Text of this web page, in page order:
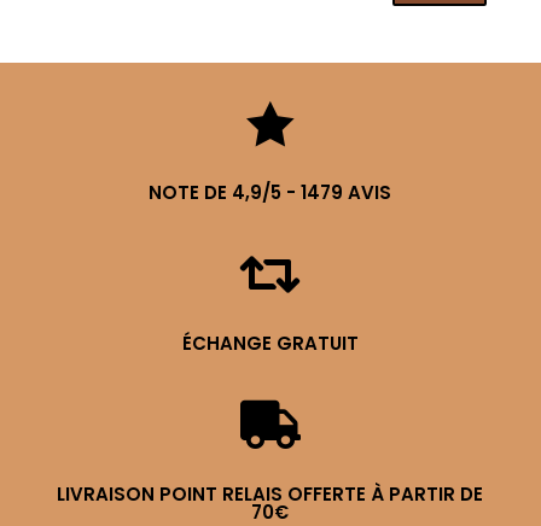

NOTE DE 4,9/5 - 1479 AVIS

ÉCHANGE GRATUIT

LIVRAISON POINT RELAIS OFFERTE À PARTIR DE
70€